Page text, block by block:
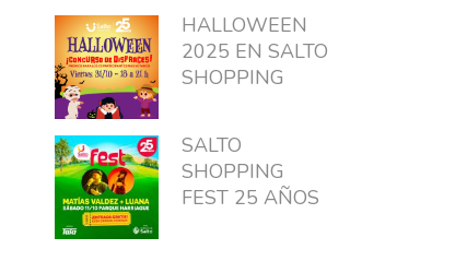
HALLOWEEN
2025 EN SALTO
SHOPPING
SALTO
SHOPPING
FEST 25 AÑOS